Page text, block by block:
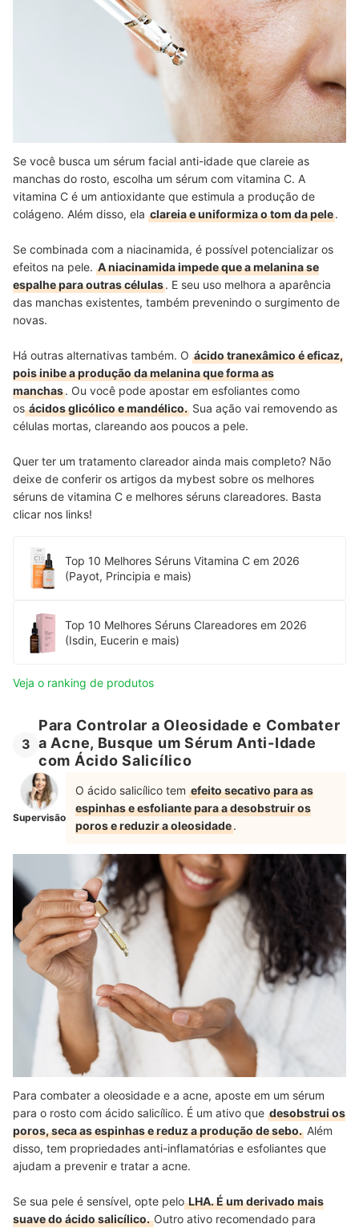
Se você busca um sérum facial anti-idade que clareie as
manchas do rosto, escolha um sérum com vitamina C. A
vitamina C é um antioxidante que estimula a produção de
colágeno. Além disso, ela clareia e uniformiza o tom da pele.
Se combinada com a niacinamida, é possível potencializar os
efeitos na pele. A niacinamida impede que a melanina se
espalhe para outras células. E seu uso melhora a aparência
das manchas existentes, também prevenindo o surgimento de
novas.
Há outras alternativas também. O ácido tranexâmico é eficaz,
pois inibe a produção da melanina que forma as
manchas. Ou você pode apostar em esfoliantes como
osácidos glicólico e mandélico. Sua ação vai removendo as
células mortas, clareando aos poucos a pele.
Quer ter um tratamento clareador ainda mais completo? Não
deixe de conferir os artigos da mybest sobre os melhores
séruns de vitamina C e melhores séruns clareadores. Basta
clicar nos links!
Top 10 Melhores Séruns Vitamina C em 2026
(Payot, Principia e mais)
Top 10 Melhores Séruns Clareadores em 2026
(Isdin, Eucerin e mais)
Veja o ranking de produtos
3
Para Controlar a Oleosidade e Combater
a Acne, Busque um Sérum Anti-Idade
com Ácido Salicílico
Supervisão
O ácido salicílico tem efeito secativo para as
espinhas e esfoliante para a desobstruir os
poros e reduzir a oleosidade.
Para combater a oleosidade e a acne, aposte em um sérum
para o rosto com ácido salicílico. É um ativo que desobstrui os
poros, seca as espinhas e reduz a produção de sebo. Além
disso, tem propriedades anti-inflamatórias e esfoliantes que
ajudam a prevenir e tratar a acne.
Se sua pele é sensível, opte peloLHA. É um derivado mais
suave do ácido salicílico.Outro ativo recomendado para